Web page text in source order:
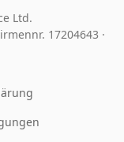
Ltd.
17204643 ·